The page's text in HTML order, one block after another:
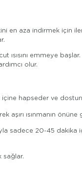
en aza indirmek için
emmeye
olur.
içine hapseder ve
aşırı ısınmanın önüne
sadece 20-45 dakika
sağlar.